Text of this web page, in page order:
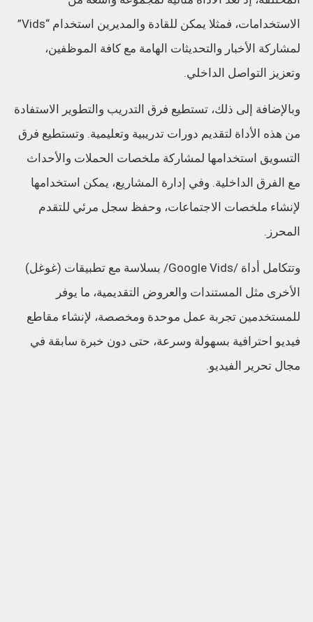
الاستخدامات، فمثلا يمكن للقادة والمديرين استخدام “Vids”
لمشاركة الأخبار والتحديثات الهامة مع كافة الموظفين،
وتعزيز التواصل الداخلي.
وبالإضافة إلى ذلك، تستطيع فرق التدريب والتطوير الاستفادة
من هذه الأداة لتقديم دورات تدريبية وتعليمية. وتستطيع فرق
التسويق استخدامها لمشاركة ملخصات الحملات والأحداث
مع الفرق الداخلية. وفي إدارة المشاريع، يمكن استخدامها
لإنشاء ملخصات الاجتماعات، وحفظ سجل مرئي للتقدم
المحرز.
وتتكامل أداة /Google Vids/ بسلاسة مع تطبيقات (غوغل)
الأخرى مثل المستندات والعروض التقديمية، ما يوفر
للمستخدمين تجربة عمل موحدة ومخصصة، لإنشاء مقاطع
فيديو احترافية بسهولة وسرعة، حتى دون خبرة سابقة في
مجال تحرير الفيديو.